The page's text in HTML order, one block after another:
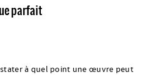
parfait
à quel point une œuvre peut